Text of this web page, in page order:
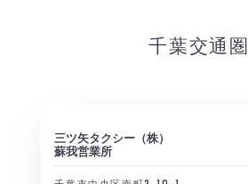
千葉交通圏
三ツ矢タクシー（株）
蘇我営業所